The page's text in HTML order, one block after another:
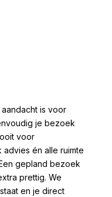
is voor
je bezoek
voor
én alle ruimte
gepland bezoek
prettig. We
en je direct